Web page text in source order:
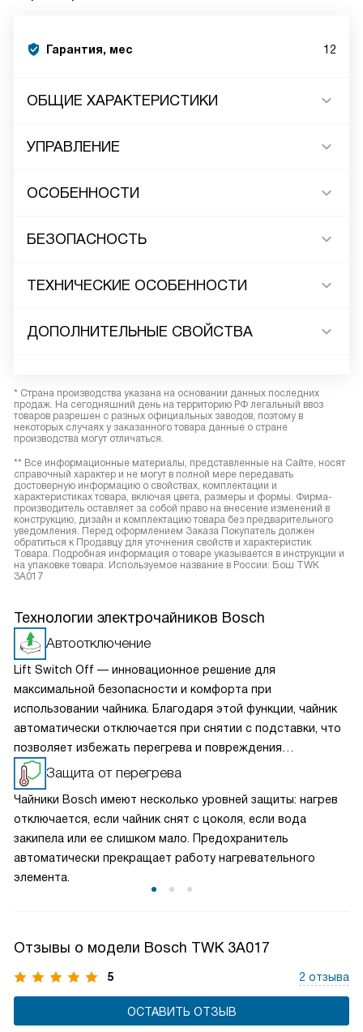
Гарантия, мес 12
ОБЩИЕ ХАРАКТЕРИСТИКИ
УПРАВЛЕНИЕ
ОСОБЕННОСТИ
БЕЗОПАСНОСТЬ
ТЕХНИЧЕСКИЕ ОСОБЕННОСТИ
ДОПОЛНИТЕЛЬНЫЕ СВОЙСТВА
* Страна производства указана на основании данных последних
продаж. На сегодняшний день на территорию РФ легальный ввоз
товаров разрешен с разных официальных заводов, поэтому в
некоторых случаях у заказанного товара данные о стране
производства могут отличаться.
** Все информационные материалы, представленные на Сайте, носят
справочный характер и не могут в полной мере передавать
достоверную информацию о свойствах, комплектации и
характеристиках товара, включая цвета, размеры и формы. Фирма-
производитель оставляет за собой право на внесение изменений в
конструкцию, дизайн и комплектацию товара без предварительного
уведомления. Перед оформлением Заказа Покупатель должен
обратиться к Продавцу для уточнения свойств и характеристик
Товара. Подробная информация о товаре указывается в инструкции и
на упаковке товара. Используемое название в России: Бош TWK
3A017
Технологии электрочайников Bosch
Автоотключение
Lift Switch Off — инновационное решение для
максимальной безопасности и комфорта при
использовании чайника. Благодаря этой функции, чайник
автоматически отключается при снятии с подставки, что
позволяет избежать перегрева и повреждения
устройства, а также снижает энергопотребление и
минимизирует вероятность поражения электрическим
током. С этой опцией вы всегда можете быть уверены в
безопасности.
Защита от перегрева
Чайники Bosch имеют несколько уровней защиты: нагрев
отключается, если чайник снят с цоколя, если вода
закипела или ее слишком мало. Предохранитель
автоматически прекращает работу нагревательного
элемента.
Отзывы о модели Bosch TWK 3A017
5 2 отзыва
ОСТАВИТЬ ОТЗЫВ